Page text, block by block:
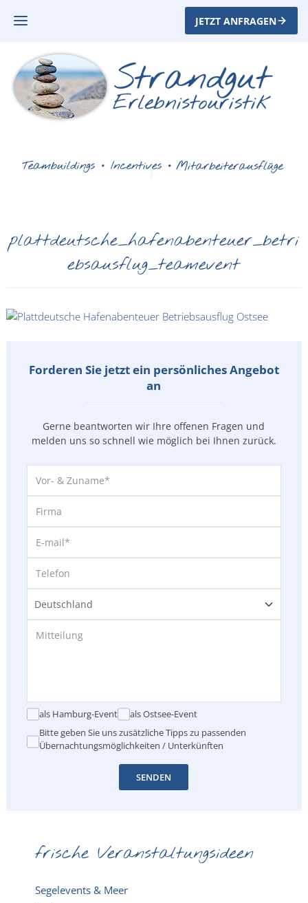
JETZT ANFRAGEN
plattdeutsche_hafenabenteuer_betri
ebsausflug_teamevent
Forderen Sie jetzt ein persönliches Angebot
an
Gerne beantworten wir Ihre offenen Fragen und
melden uns so schnell wie möglich bei Ihnen zurück.
als Hamburg-Event
als Ostsee-Event
Bitte geben Sie uns zusätzliche Tipps zu passenden
Übernachtungsmöglichkeiten / Unterkünften
SENDEN
frische Veranstaltungsideen
Segelevents & Meer